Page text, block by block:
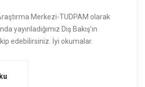
Merkezi-TUDPAM olarak
yayınladığımız Dış Bakış’ın
edebilirsiniz. İyi okumalar.